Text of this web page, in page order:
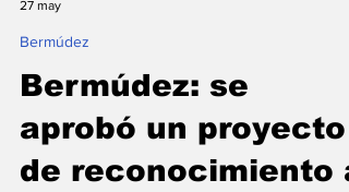
Flavio Patricio Aranda
27 may
Bermúdez
Bermúdez: se